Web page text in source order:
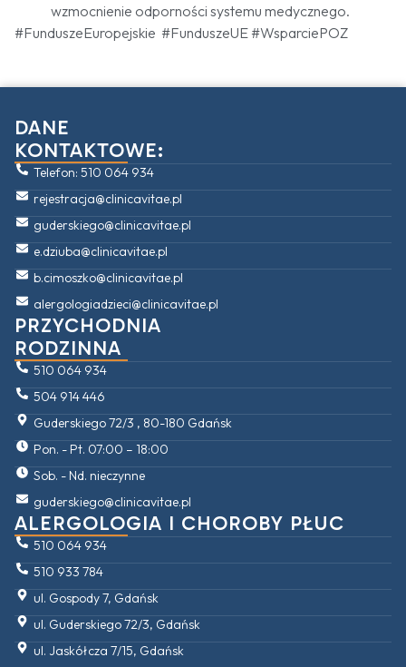
wzmocnienie odporności systemu medycznego.
#FunduszeEuropejskie #FunduszeUE #WsparciePOZ
DANE
KONTAKTOWE:
Telefon: 510 064 934
rejestracja@clinicavitae.pl
guderskiego@clinicavitae.pl
e.dziuba@clinicavitae.pl
b.cimoszko@clinicavitae.pl
alergologiadzieci@clinicavitae.pl
PRZYCHODNIA
RODZINNA
510 064 934
504 914 446
Guderskiego 72/3 , 80-180 Gdańsk
Pon. - Pt. 07:00 – 18:00
Sob. - Nd. nieczynne
guderskiego@clinicavitae.pl
ALERGOLOGIA I CHOROBY PŁUC
510 064 934
510 933 784
ul. Gospody 7, Gdańsk
ul. Guderskiego 72/3, Gdańsk
ul. Jaskółcza 7/15, Gdańsk